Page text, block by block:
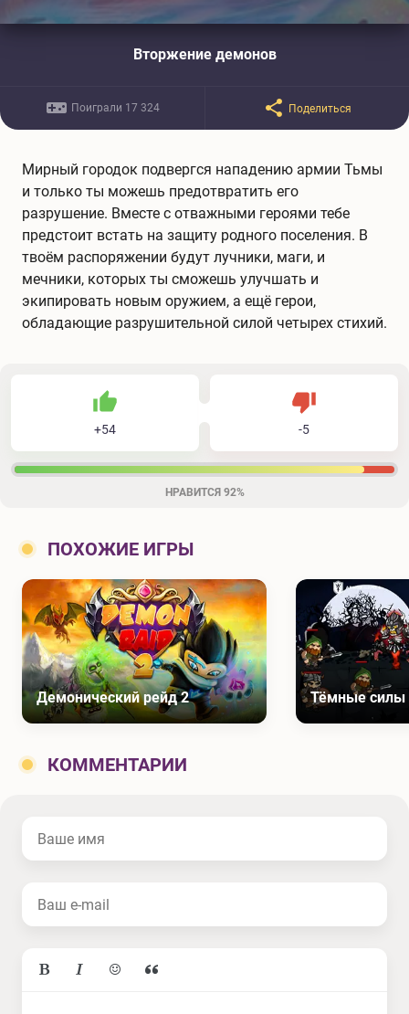
Вторжение демонов
Поиграли 17 324 Поделиться
Мирный городок подвергся нападению армии Тьмы
и только ты можешь предотвратить его
разрушение. Вместе с отважными героями тебе
предстоит встать на защиту родного поселения. В
твоём распоряжении будут лучники, маги, и
мечники, которых ты сможешь улучшать и
экипировать новым оружием, а ещё герои,
обладающие разрушительной силой четырех стихий.
+54
Нравится
-5Не нравится
НРАВИТСЯ 92%
ПОХОЖИЕ ИГРЫ
Демонический рейд 2 Тёмные силы
КОММЕНТАРИИ